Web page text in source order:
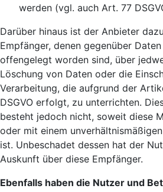
werden (vgl. auch Art. 77
Darüber hinaus ist der Anbieter
Empfänger, denen gegenüber
offengelegt worden sind, über
Löschung von Daten oder die
Verarbeitung, die aufgrund der
DSGVO erfolgt, zu unterrichten.
besteht jedoch nicht, soweit diese
oder mit einem
ist. Unbeschadet dessen hat der
Auskunft über diese Empfänger.
Ebenfalls haben die Nutzer und